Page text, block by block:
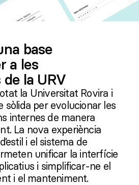
base
a les
la URV
la Universitat Rovira i
sòlida per evolucionar les
internes de manera
La nova experiència
i el sistema de
unificar la interfície
i simplificar-ne el
i el manteniment.